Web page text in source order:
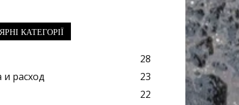
КАТЕГОРІЇ
28
и расход
23
22